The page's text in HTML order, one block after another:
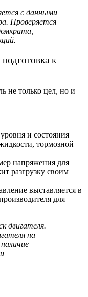
с данными
Проверяется
к
не только цел, но и
и состояния
тормозной
напряжения для
разгрузку своим
выставляется в
для
двигателя.
на